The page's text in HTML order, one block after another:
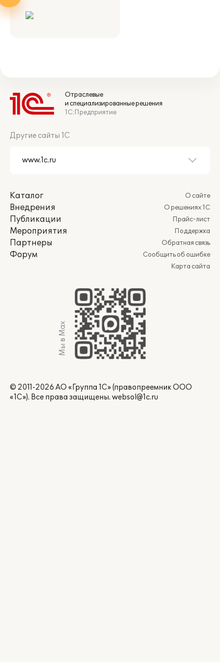
Отраслевые
и специализированные решения
1С:Предприятие
Другие сайты 1С
Каталог
Внедрения
Публикации
Мероприятия
Партнеры
Форум
О сайте
О решениях 1С
Прайс-лист
Поддержка
Обратная связь
Сообщить об ошибке
Карта сайта
Мы в Max
© 2011-2026 АО «Группа 1С» (правопреемник ООО
«1С»). Все права защищены. websol@1c.ru